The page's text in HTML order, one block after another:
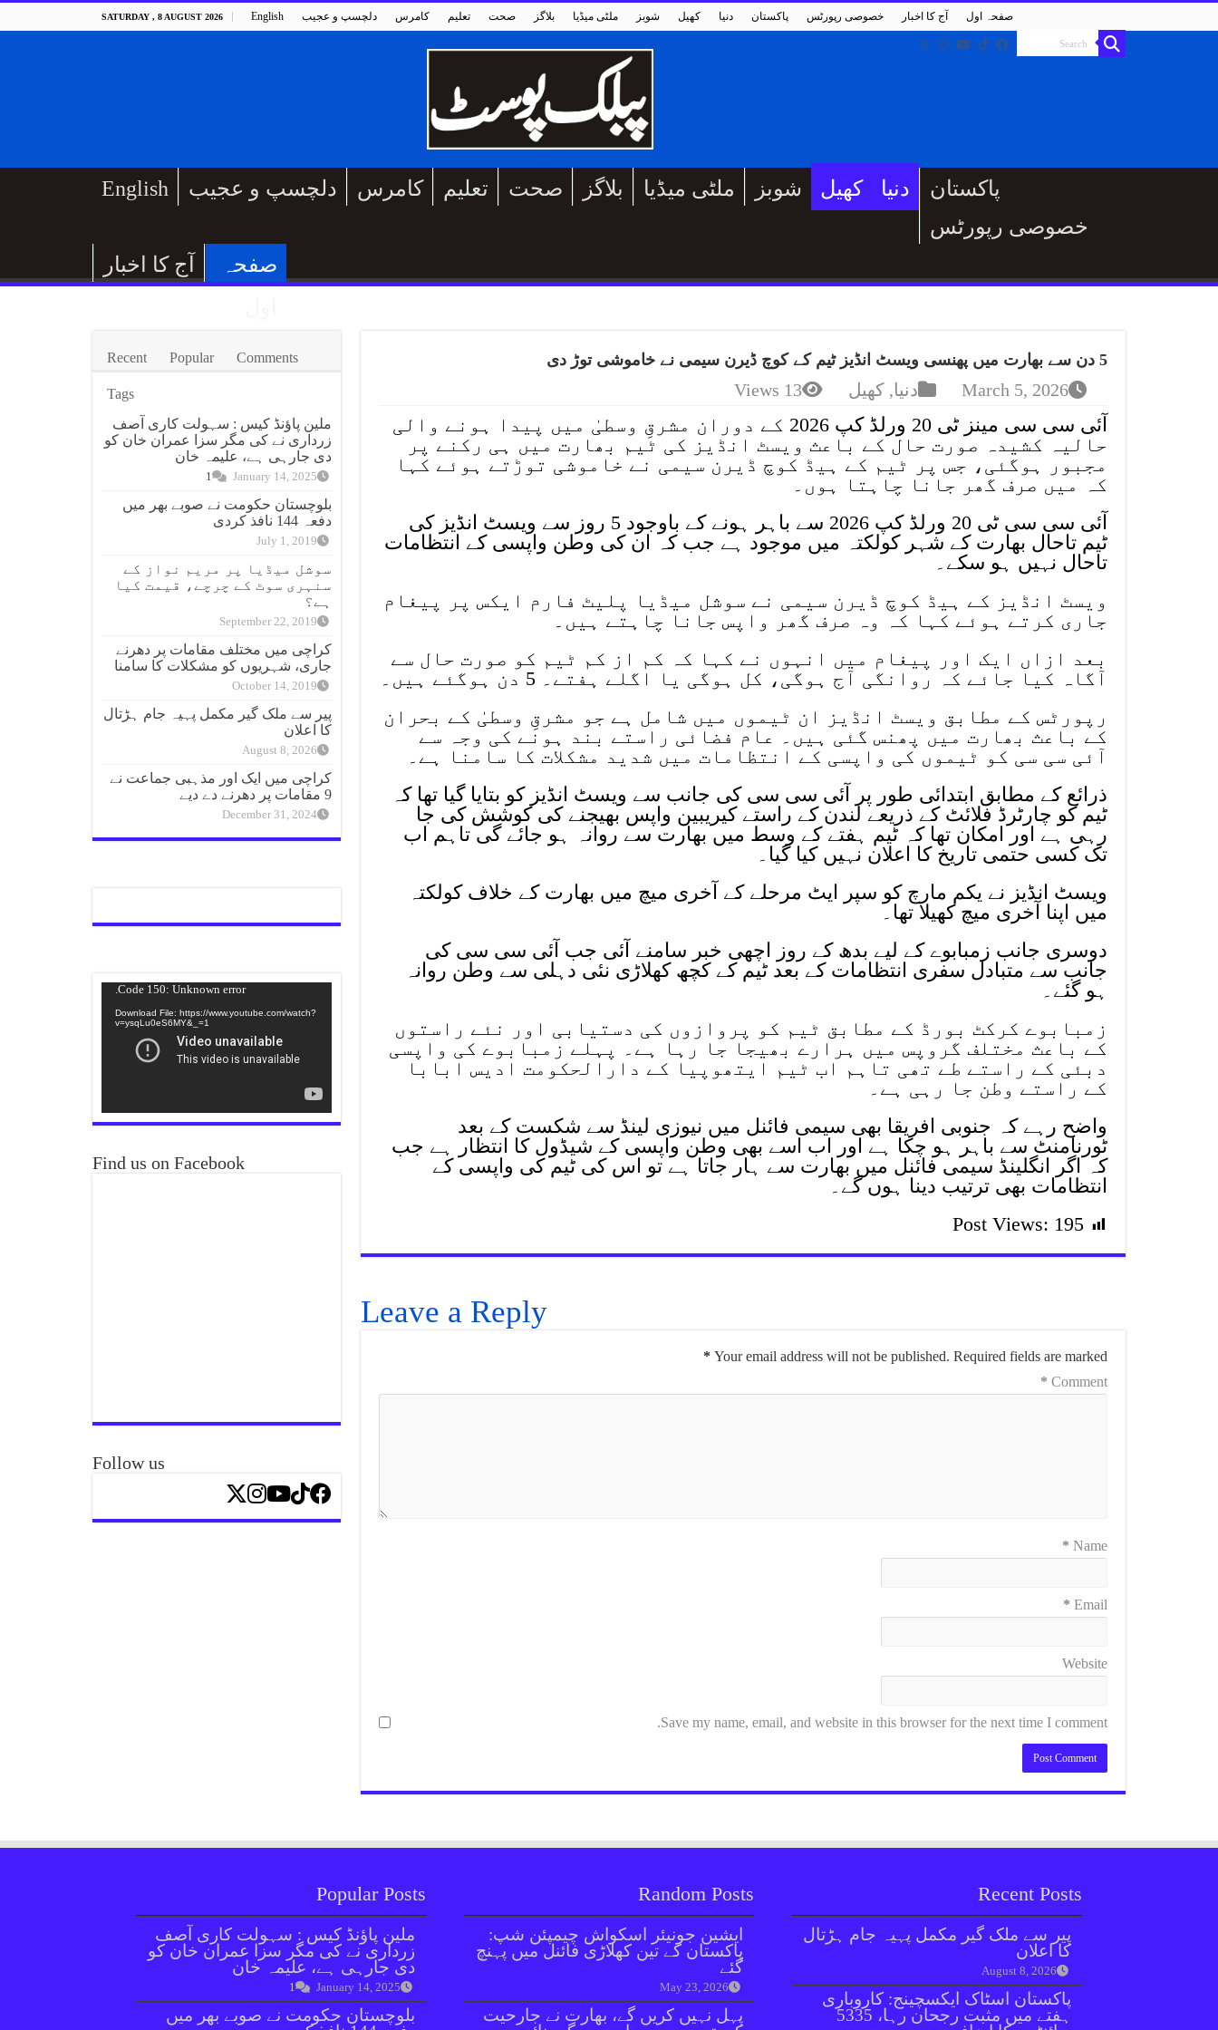
SATURDAY , 8 AUGUST 2026 English دلچسپ و عجیب کامرس تعلیم صحت بلاگز ملٹی میڈیا شوبز کھیل دنیا پاکستان خصوصی رپورٹس آج کا اخبار صفحہ اول
English دلچسپ و عجیب کامرس تعلیم صحت بلاگز ملٹی میڈیا شوبز کھیل دنیا
پاکستان
خصوصی رپورٹس
آج کا اخبار
صفحہ
5 دن سے بھارت میں پھنسی ویسٹ انڈیز ٹیم کے کوچ ڈیرن سیمی نے خاموشی توڑ دی
March 5, 2026 دنیا, کھیل 13 Views
آئی سی سی مینز ٹی 20 ورلڈ کپ 2026 کے دوران مشرقِ وسطیٰ میں پیدا ہونے والی
حالیہ کشیدہ صورت حال کے باعث ویسٹ انڈیز کی ٹیم بھارت میں ہی رکنے پر
مجبور ہوگئی، جس پر ٹیم کے ہیڈ کوچ ڈیرن سیمی نے خاموشی توڑتے ہوئے کہا
کہ میں صرف گھر جانا چاہتا ہوں۔
آئی سی سی ٹی 20 ورلڈ کپ 2026 سے باہر ہونے کے باوجود 5 روز سے ویسٹ انڈیز کی
ٹیم تاحال بھارت کے شہر کولکتہ میں موجود ہے جب کہ ان کی وطن واپسی کے انتظامات
تاحال نہیں ہو سکے۔
ویسٹ انڈیز کے ہیڈ کوچ ڈیرن سیمی نے سوشل میڈیا پلیٹ فارم ایکس پر پیغام
جاری کرتے ہوئے کہا کہ وہ صرف گھر واپس جانا چاہتے ہیں۔
بعد ازاں ایک اور پیغام میں انہوں نے کہا کہ کم از کم ٹیم کو صورت حال سے
آگاہ کیا جائے کہ روانگی آج ہوگی، کل ہوگی یا اگلے ہفتے۔ 5 دن ہوگئے ہیں۔
رپورٹس کے مطابق ویسٹ انڈیز ان ٹیموں میں شامل ہے جو مشرقِ وسطیٰ کے بحران
کے باعث بھارت میں پھنس گئی ہیں۔ عام فضائی راستے بند ہونے کی وجہ سے
آئی سی سی کو ٹیموں کی واپسی کے انتظامات میں شدید مشکلات کا سامنا ہے۔
ذرائع کے مطابق ابتدائی طور پر آئی سی سی کی جانب سے ویسٹ انڈیز کو بتایا گیا تھا کہ
ٹیم کو چارٹرڈ فلائٹ کے ذریعے لندن کے راستے کیریبین واپس بھیجنے کی کوشش کی جا
رہی ہے اور امکان تھا کہ ٹیم ہفتے کے وسط میں بھارت سے روانہ ہو جائے گی تاہم اب
تک کسی حتمی تاریخ کا اعلان نہیں کیا گیا۔
ویسٹ انڈیز نے یکم مارچ کو سپر ایٹ مرحلے کے آخری میچ میں بھارت کے خلاف کولکتہ
میں اپنا آخری میچ کھیلا تھا۔
دوسری جانب زمبابوے کے لیے بدھ کے روز اچھی خبر سامنے آئی جب آئی سی سی کی
جانب سے متبادل سفری انتظامات کے بعد ٹیم کے کچھ کھلاڑی نئی دہلی سے وطن روانہ
ہو گئے۔
زمبابوے کرکٹ بورڈ کے مطابق ٹیم کو پروازوں کی دستیابی اور نئے راستوں
کے باعث مختلف گروپس میں ہرارے بھیجا جا رہا ہے۔ پہلے زمبابوے کی واپسی
دبئی کے راستے طے تھی تاہم اب ٹیم ایتھوپیا کے دارالحکومت ادیس ابابا
کے راستے وطن جا رہی ہے۔
واضح رہے کہ جنوبی افریقا بھی سیمی فائنل میں نیوزی لینڈ سے شکست کے بعد
ٹورنامنٹ سے باہر ہو چکا ہے اور اب اسے بھی وطن واپسی کے شیڈول کا انتظار ہے جب
کہ اگر انگلینڈ سیمی فائنل میں بھارت سے ہار جاتا ہے تو اس کی ٹیم کی واپسی کے
انتظامات بھی ترتیب دینا ہوں گے۔
Post Views: 195
Leave a Reply
Your email address will not be published. Required fields are marked
*
Comment
*
Name
*
Email
*
Website
Save my name, email, and website in this browser for the next time I comment.
Recent Popular Comments
Tags
ملین پاؤنڈ کیس : سہولت کاری آصف
زرداری نے کی مگر سزا عمران خان کو
دی جارہی ہے، علیمہ خان
January 14, 2025
1
بلوچستان حکومت نے صوبے بھر میں
دفعہ 144 نافذ کردی
July 1, 2019
سوشل میڈیا پر مریم نواز کے
سنہری سوٹ کے چرچے، قیمت کیا
ہے؟
September 22, 2019
کراچی میں مختلف مقامات پر دھرنے
جاری، شہریوں کو مشکلات کا سامنا
October 14, 2019
پیر سے ملک گیر مکمل پہیہ جام ہڑتال
کا اعلان
August 8, 2026
کراچی میں ایک اور مذہبی جماعت نے
9 مقامات پر دھرنے دے دیے
December 31, 2024
Code 150: Unknown error.
Download File: https://www.youtube.com/watch?
v=ysqLu0eS6MY&_=1
Find us on Facebook
Follow us
Popular Posts
ملین پاؤنڈ کیس : سہولت کاری آصف
زرداری نے کی مگر سزا عمران خان کو
دی جارہی ہے، علیمہ خان
January 14, 2025
1
بلوچستان حکومت نے صوبے بھر میں
Random Posts
ایشین جونیئر اسکواش چیمپئن شپ:
پاکستان کے تین کھلاڑی فائنل میں پہنچ
گئے
May 23, 2026
پہل نہیں کریں گے، بھارت نے جارحیت
Recent Posts
پیر سے ملک گیر مکمل پہیہ جام ہڑتال
کا اعلان
August 8, 2026
پاکستان اسٹاک ایکسچینج: کاروباری
ہفتے میں مثبت رجحان رہا، 5335